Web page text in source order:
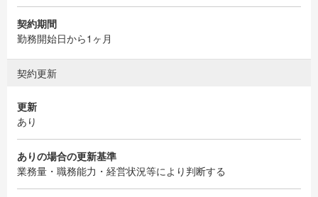
契約期間
勤務開始日から1ヶ月
契約更新
更新
あり
ありの場合の更新基準
業務量・職務能力・経営状況等により判断する